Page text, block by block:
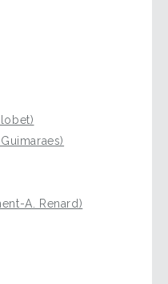
A. Renard)